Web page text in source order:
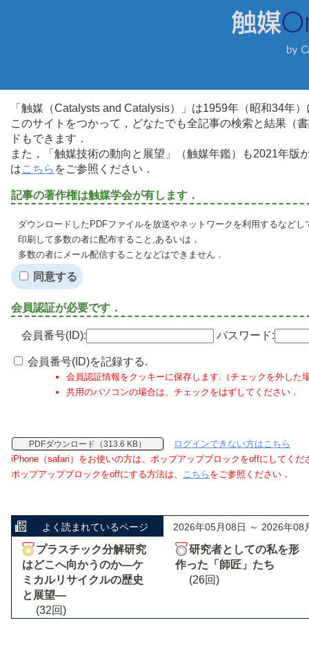
「触媒（Catalysts and Catalysis）」は1959年（昭和34年
このサイトをつかって，どなたでも全記事の検索と結果（
ドもできます．
また，「触媒技術の動向と展望」（触媒年鑑）も2021年
はこちら をご参照ください．
記事の著作権は触媒学会が有します．
ダウンロードしたPDFファイルを放送やネットワークを利用するなど
印刷して多数の者に配布すること,あるいは，
多数の者にメール配信することなどはできません．
同意する
会員認証が必要です．
会員番号(ID): パスワード:
会員番号(ID)を記録する.
会員認証情報をクッキーに保存します.（チェックを外した
共用のパソコンの場合は、チェックをはずしてください．
PDFダウンロード（313.6 KB）
ログインできない方はこちら
iPhone（safari）をお使いの方は、ポップアップブロックをoffにしてくだ
ポップアップブロックをoffにする方法は、 こちら をご参照ください．
よく読まれているページ 2026年05月08日 ～ 2026年08
プラスチック分解研究
はどこへ向かうのか―ケ
ミカルリサイクルの歴史
と展望―
(32回)
研究者としての私を形
作った「師匠」たち
(26回)